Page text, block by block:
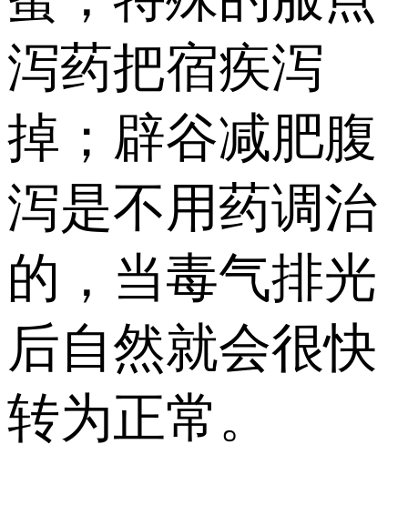
泻药把宿疾泻
掉；辟谷减肥腹
泻是不用药调治
的，当毒气排光
后自然就会很快
转为正常。